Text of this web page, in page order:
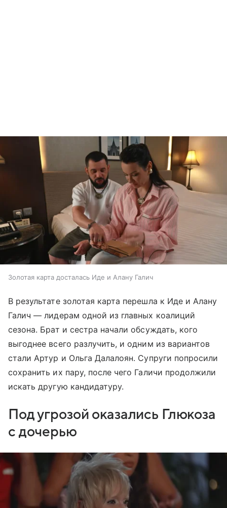
Золотая карта досталась Иде и Алану Галич
В результате золотая карта перешла к Иде и Алану
Галич — лидерам одной из главных коалиций
сезона. Брат и сестра начали обсуждать, кого
выгоднее всего разлучить, и одним из вариантов
стали Артур и Ольга Далалоян. Супруги попросили
сохранить их пару, после чего Галичи продолжили
искать другую кандидатуру.
Под угрозой оказались Глюкоза
с дочерью